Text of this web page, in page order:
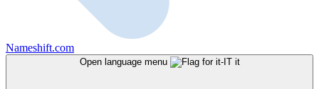
Nameshift.com
Open language menu it